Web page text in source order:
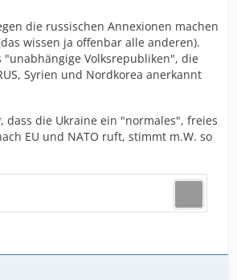
die russischen Annexionen machen
wissen ja offenbar alle anderen).
"unabhängige Volksrepubliken", die
Syrien und Nordkorea anerkannt
, dass die Ukraine ein "normales", freies
EU und NATO ruft, stimmt m.W. so